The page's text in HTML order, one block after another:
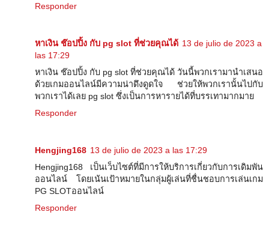
Responder
หาเงิน ช๊อปปิ้ง กับ pg slot ที่ช่วยคุณได้ 13 de julio de 2023 a
las 17:29
หาเงิน ช๊อปปิ้ง กับ pg slot ที่ช่วยคุณได้ วันนี้พวกเรามานำเสนอ
ด้วยเกมออนไลน์มีความน่าดึงดูดใจ ช่วยให้พวกเรานั้นไปกับ
พวกเราได้เลย pg slot ซึ่งเป็นการหารายได้ที่บรรเทามากมาย
Responder
Hengjing168 13 de julio de 2023 a las 17:29
Hengjing168 เป็นเว็บไซต์ที่มีการให้บริการเกี่ยวกับการเดิมพัน
ออนไลน์ โดยเน้นเป้าหมายในกลุ่มผู้เล่นที่ชื่นชอบการเล่นเกม
PG SLOTออนไลน์
Responder